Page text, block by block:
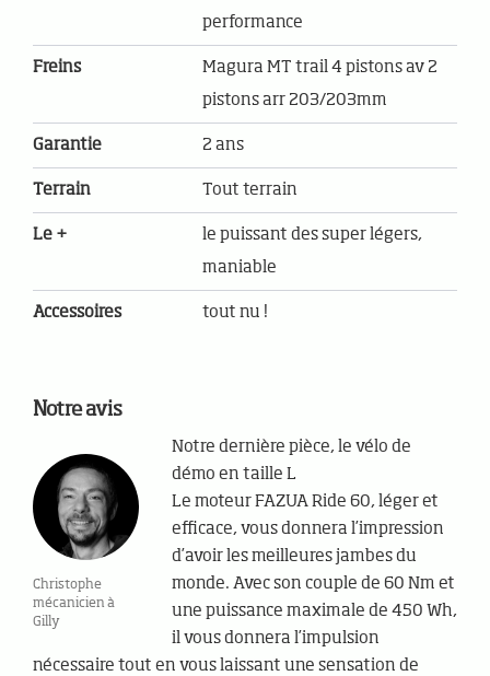
performance
Freins
Magura MT trail 4 pistons av 2
pistons arr 203/203mm
Garantie 2 ans
Terrain Tout terrain
Le +
le puissant des super légers,
maniable
Accessoires tout nu !
Notre avis
Christophe
mécanicien à
Gilly
Notre dernière pièce, le vélo de
démo en taille L
Le moteur FAZUA Ride 60, léger et
efficace, vous donnera l’impression
d’avoir les meilleures jambes du
monde. Avec son couple de 60 Nm et
une puissance maximale de 450 Wh,
il vous donnera l’impulsion
nécessaire tout en vous laissant une sensation de